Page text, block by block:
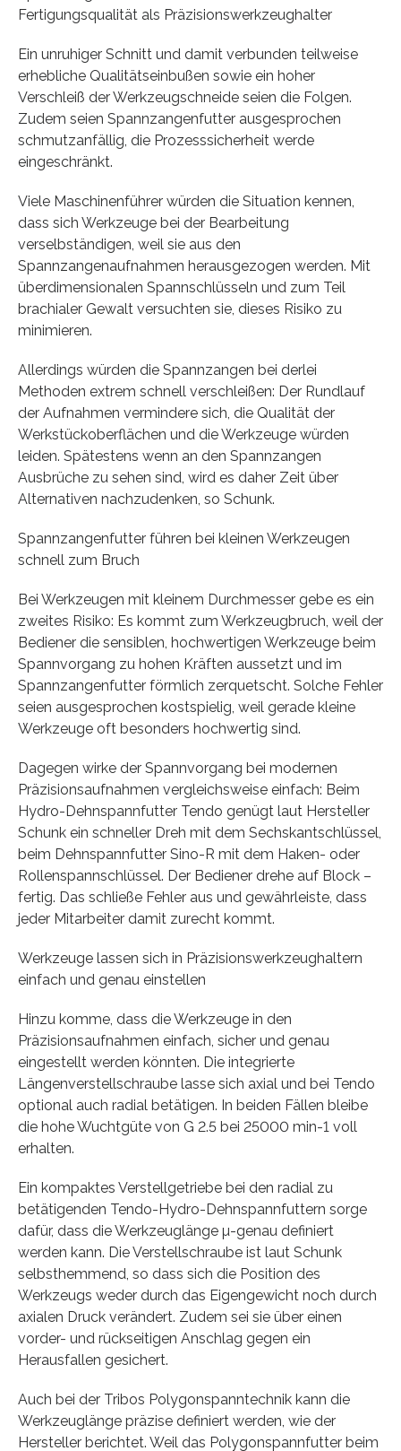
Fertigungsqualität als Präzisionswerkzeughalter
Ein unruhiger Schnitt und damit verbunden teilweise
erhebliche Qualitätseinbußen sowie ein hoher
Verschleiß der Werkzeugschneide seien die Folgen.
Zudem seien Spannzangenfutter ausgesprochen
schmutzanfällig, die Prozesssicherheit werde
eingeschränkt.
Viele Maschinenführer würden die Situation kennen,
dass sich Werkzeuge bei der Bearbeitung
verselbständigen, weil sie aus den
Spannzangenaufnahmen herausgezogen werden. Mit
überdimensionalen Spannschlüsseln und zum Teil
brachialer Gewalt versuchten sie, dieses Risiko zu
minimieren.
Allerdings würden die Spannzangen bei derlei
Methoden extrem schnell verschleißen: Der Rundlauf
der Aufnahmen vermindere sich, die Qualität der
Werkstückoberflächen und die Werkzeuge würden
leiden. Spätestens wenn an den Spannzangen
Ausbrüche zu sehen sind, wird es daher Zeit über
Alternativen nachzudenken, so Schunk.
Spannzangenfutter führen bei kleinen Werkzeugen
schnell zum Bruch
Bei Werkzeugen mit kleinem Durchmesser gebe es ein
zweites Risiko: Es kommt zum Werkzeugbruch, weil der
Bediener die sensiblen, hochwertigen Werkzeuge beim
Spannvorgang zu hohen Kräften aussetzt und im
Spannzangenfutter förmlich zerquetscht. Solche Fehler
seien ausgesprochen kostspielig, weil gerade kleine
Werkzeuge oft besonders hochwertig sind.
Dagegen wirke der Spannvorgang bei modernen
Präzisionsaufnahmen vergleichsweise einfach: Beim
Hydro-Dehnspannfutter Tendo genügt laut Hersteller
Schunk ein schneller Dreh mit dem Sechskantschlüssel,
beim Dehnspannfutter Sino-R mit dem Haken- oder
Rollenspannschlüssel. Der Bediener drehe auf Block –
fertig. Das schließe Fehler aus und gewährleiste, dass
jeder Mitarbeiter damit zurecht kommt.
Werkzeuge lassen sich in Präzisionswerkzeughaltern
einfach und genau einstellen
Hinzu komme, dass die Werkzeuge in den
Präzisionsaufnahmen einfach, sicher und genau
eingestellt werden könnten. Die integrierte
Längenverstellschraube lasse sich axial und bei Tendo
optional auch radial betätigen. In beiden Fällen bleibe
die hohe Wuchtgüte von G 2.5 bei 25000 min-1 voll
erhalten.
Ein kompaktes Verstellgetriebe bei den radial zu
betätigenden Tendo-Hydro-Dehnspannfuttern sorge
dafür, dass die Werkzeuglänge µ-genau definiert
werden kann. Die Verstellschraube ist laut Schunk
selbsthemmend, so dass sich die Position des
Werkzeugs weder durch das Eigengewicht noch durch
axialen Druck verändert. Zudem sei sie über einen
vorder- und rückseitigen Anschlag gegen ein
Herausfallen gesichert.
Auch bei der Tribos Polygonspanntechnik kann die
Werkzeuglänge präzise definiert werden, wie der
Hersteller berichtet. Weil das Polygonspannfutter beim